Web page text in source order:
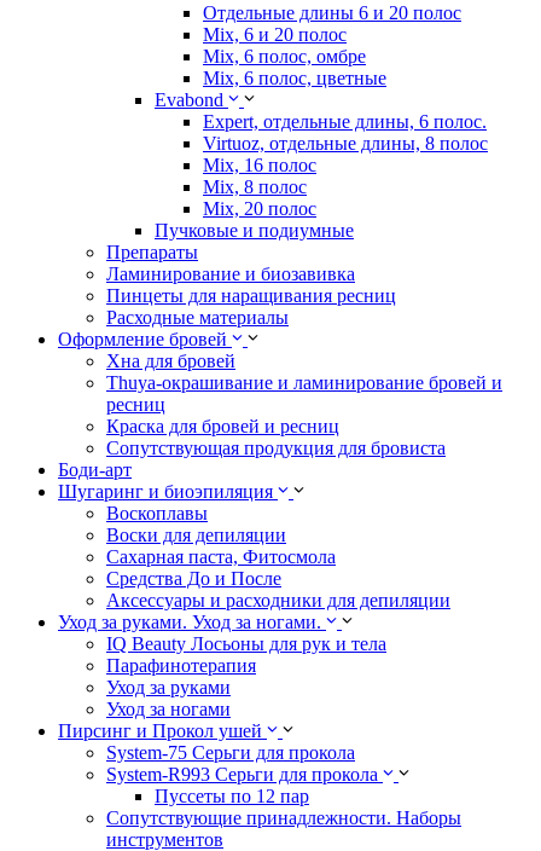
Отдельные длины 6 и 20 полос
Mix, 6 и 20 полос
Mix, 6 полос, омбре
Mix, 6 полос, цветные
Evabond
Expert, отдельные длины, 6 полос.
Virtuoz, отдельные длины, 8 полос
Mix, 16 полос
Mix, 8 полос
Mix, 20 полос
Пучковые и подиумные
Препараты
Ламинирование и биозавивка
Пинцеты для наращивания ресниц
Расходные материалы
Оформление бровей
Хна для бровей
Thuya-окрашивание и ламинирование бровей и
ресниц
Краска для бровей и ресниц
Сопутствующая продукция для бровиста
Боди-арт
Шугаринг и биоэпиляция
Воскоплавы
Воски для депиляции
Сахарная паста, Фитосмола
Средства До и После
Аксессуары и расходники для депиляции
Уход за руками. Уход за ногами.
IQ Beauty Лосьоны для рук и тела
Парафинотерапия
Уход за руками
Уход за ногами
Пирсинг и Прокол ушей
System-75 Серьги для прокола
System-R993 Серьги для прокола
Пуссеты по 12 пар
Cопутствующие принадлежности. Наборы
инструментов